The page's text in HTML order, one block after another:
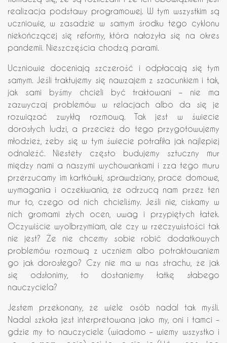
realizacja podstawy programowej. W tym wszystkim są
uczniowie, w zasadzie w samym środku tego cyklonu
niekończącej się reformy, która nałożyła się na okres
pandemii. Nieszczęścia chodzą parami.
Uczniowie doceniają szczerość i odpłacają się tym
samym. Jeśli traktujemy się nawzajem z szacunkiem i tak,
jak sami byśmy chcieli być traktowani – nie ma
zazwyczaj problemów w relacjach albo da się je
rozwiązać zwykłą rozmową. Tak jest w świecie
dorosłych ludzi, a przecież do tego przygotowujemy
młodzież, żeby się w tym świecie potrafiła jak najlepiej
odnaleźć. Niestety często budujemy sztuczny mur
między nami a naszymi wychowankami i zza tego muru
przerzucamy im kartkówki, sprawdziany, prace domowe,
wymagania i oczekiwania, że odrzucą nam przez ten
mur to, czego od nich chcieliśmy. Jeśli nie, ciskamy w
nich gromami złych ocen, uwag i przypiętych łatek.
Oczywiście wyolbrzymiam, ale czy w rzeczywistości tak
nie jest? Że nie chcemy sobie robić dodatkowych
problemów rozmową z uczniem albo potraktowaniem
go jak dorosłego? Czy nie ma w nas strachu, że jak
się odsłonimy, to dostaniemy łatkę słabego
nauczyciela?
Jestem przekonany, że wiele osób nadal tak myśli.
Nadal szkoła jest interpretowana jako my, oni i tamci –
gdzie my to nauczyciele (wiadomo – wiemy wszystko i